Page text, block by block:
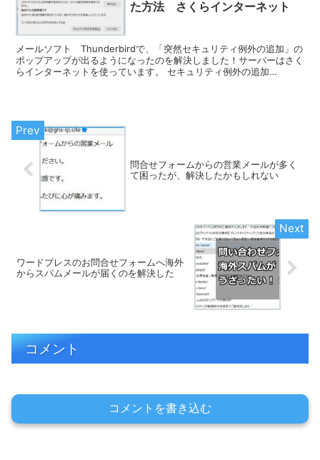
た方法 さくらインターネット
メールソフト Thunderbirdで、「突然セキュリティ例外の追加」の
ポップアップが出るようになったのを解決しました！サーバーはさく
らインターネットを使っています。 セキュリティ例外の追加
問合せフォームからの営業メールが多く
て困ったが、解決したかもしれない
ワードプレスのお問合せフォームへ海外
からスパムメールが届くのを解決した
コメント
コメントを書き込む